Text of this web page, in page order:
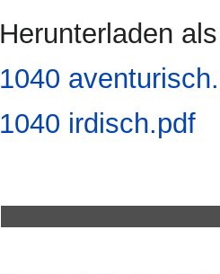
Herunterladen
1040
1040 irdisch.pdf